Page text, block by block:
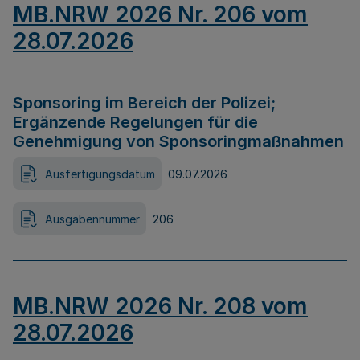
MB.NRW 2026 Nr. 206 vom
28.07.2026
Sponsoring im Bereich der Polizei;
Ergänzende Regelungen für die
Genehmigung von Sponsoringmaßnahmen
Ausfertigungsdatum 09.07.2026
Ausgabennummer 206
MB.NRW 2026 Nr. 208 vom
28.07.2026